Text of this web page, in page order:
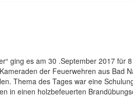
ging es am 30 .September 2017 für
der Feuerwehren aus Bad
Thema des Tages war eine
in einen holzbefeuerten